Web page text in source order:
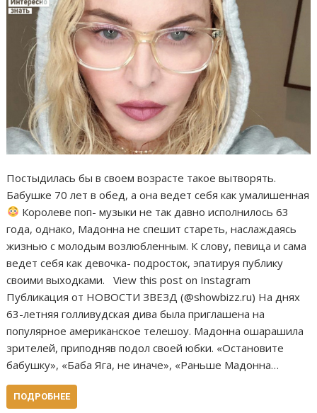
Постыдилась бы в своем возрасте такое вытворять.
Бабушке 70 лет в обед, а она ведет себя как умалишенная
Королеве поп- музыки не так давно исполнилось 63
года, однако, Мадонна не спешит стареть, наслаждаясь
жизнью с молодым возлюбленным. К слову, певица и сама
ведет себя как девочка- подросток, эпатируя публику
своими выходками. View this post on Instagram
Публикация от НОВОСТИ ЗВЕЗД (@showbizz.ru) На днях
63-летняя голливудская дива была приглашена на
популярное американское телешоу. Мадонна ошарашила
зрителей, приподняв подол своей юбки. «Остановите
бабушку», «Баба Яга, не иначе», «Раньше Мадонна…
ПОДРОБНЕЕ